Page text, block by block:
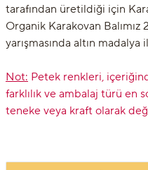
tarafından üretildiği için
Organik Karakovan Balımız
yarışmasında altın
Not: Petek renkleri,
farklılık ve ambalaj türü en
teneke veya kraft olarak